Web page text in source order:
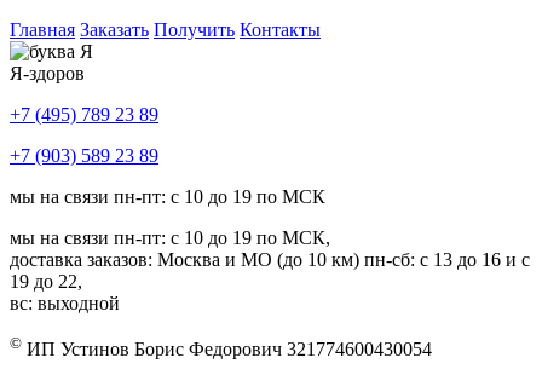
Главная Заказать Получить Контакты
Я-здоров
+7 (495) 789 23 89
+7 (903) 589 23 89
мы на связи пн-пт: с 10 до 19 по МСК
мы на связи пн-пт: с 10 до 19 по МСК,
доставка заказов: Москва и МО (до 10 км) пн-сб: с 13 до 16 и с
19 до 22,
вс: выходной
© ИП Устинов Борис Федорович 321774600430054